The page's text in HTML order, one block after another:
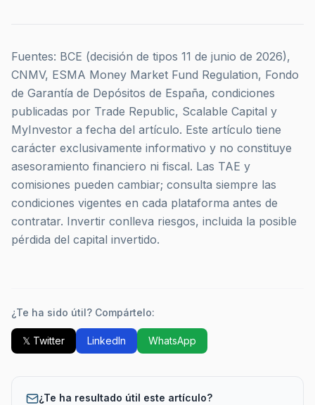
Fuentes: BCE (decisión de tipos 11 de junio de 2026),
CNMV, ESMA Money Market Fund Regulation, Fondo
de Garantía de Depósitos de España, condiciones
publicadas por Trade Republic, Scalable Capital y
MyInvestor a fecha del artículo. Este artículo tiene
carácter exclusivamente informativo y no constituye
asesoramiento financiero ni fiscal. Las TAE y
comisiones pueden cambiar; consulta siempre las
condiciones vigentes en cada plataforma antes de
contratar. Invertir conlleva riesgos, incluida la posible
pérdida del capital invertido.
¿Te ha sido útil? Compártelo:
𝕏 Twitter LinkedIn WhatsApp
¿Te ha resultado útil este artículo?